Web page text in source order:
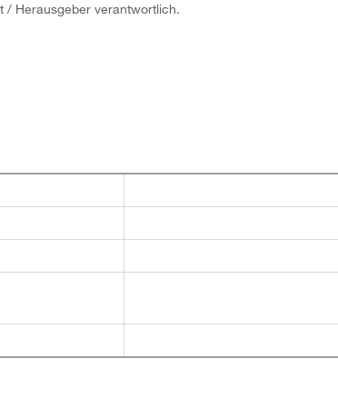
/ Herausgeber verantwortlich.